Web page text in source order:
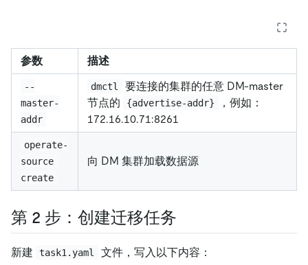
参数 描述
--
master-
addr
dmctl
要连接的集群的任意 DM-master
节点的
{advertise-addr}
，例如：
172.16.10.71:8261
operate-
source
create
向 DM 集群加载数据源
第 2 步：创建迁移任务
新建 task1.yaml 文件，写入以下内容：